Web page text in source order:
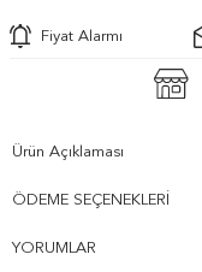
Fiyat Alarmı
Ürün Açıklaması
ÖDEME SEÇENEKLERI
YORUMLAR